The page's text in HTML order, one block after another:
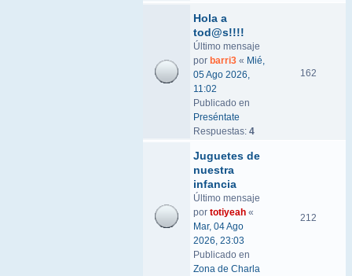
Hola a
tod@s!!!!
Último mensaje
por barri3 « Mié,
05 Ago 2026,
11:02
Publicado en
Preséntate
Respuestas: 4
162
Juguetes de
nuestra
infancia
Último mensaje
por totiyeah «
Mar, 04 Ago
2026, 23:03
Publicado en
Zona de Charla
212